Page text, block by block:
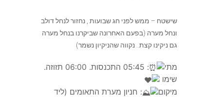
שישטח – ממש לפני חג שבועות , נחזור לנחל דולב
ונחל מערה (בפעם האחרונה שביקרנו בנחל מערה
גם ניקינו קצת.. נקווה שהניקיון נשמר)
מתי
: 05:45 התכנסות. 06:00 תזוזה.
שימו
מיקום
: חניון מערת התאומים (ליד